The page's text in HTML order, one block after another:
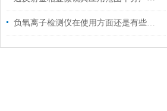
负氧离子检测仪在使用方面还是有些技巧的